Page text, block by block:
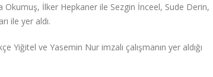
İlker Hepkaner ile Sezgin İnceel, Sude Derin,
ile yer aldı.
Yiğitel ve Yasemin Nur imzalı çalışmanın yer aldığı